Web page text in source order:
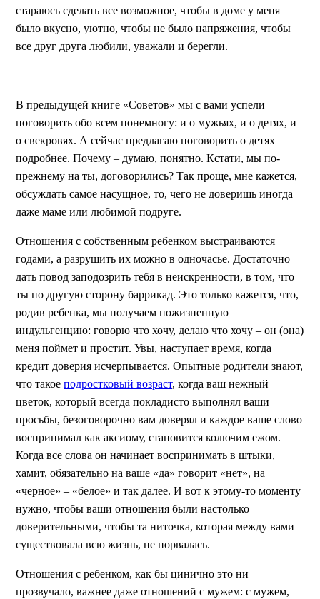
стараюсь сделать все возможное, чтобы в доме у меня
было вкусно, уютно, чтобы не было напряжения, чтобы
все друг друга любили, уважали и берегли.
В предыдущей книге «Советов» мы с вами успели
поговорить обо всем понемногу: и о мужьях, и о детях, и
о свекровях. А сейчас предлагаю поговорить о детях
подробнее. Почему – думаю, понятно. Кстати, мы по-
прежнему на ты, договорились? Так проще, мне кажется,
обсуждать самое насущное, то, чего не доверишь иногда
даже маме или любимой подруге.
Отношения с собственным ребенком выстраиваются
годами, а разрушить их можно в одночасье. Достаточно
дать повод заподозрить тебя в неискренности, в том, что
ты по другую сторону баррикад. Это только кажется, что,
родив ребенка, мы получаем пожизненную
индульгенцию: говорю что хочу, делаю что хочу – он (она)
меня поймет и простит. Увы, наступает время, когда
кредит доверия исчерпывается. Опытные родители знают,
что такое подростковый возраст, когда ваш нежный
цветок, который всегда покладисто выполнял ваши
просьбы, безоговорочно вам доверял и каждое ваше слово
воспринимал как аксиому, становится колючим ежом.
Когда все слова он начинает воспринимать в штыки,
хамит, обязательно на ваше «да» говорит «нет», на
«черное» – «белое» и так далее. И вот к этому-то моменту
нужно, чтобы ваши отношения были настолько
доверительными, чтобы та ниточка, которая между вами
существовала всю жизнь, не порвалась.
Отношения с ребенком, как бы цинично это ни
прозвучало, важнее даже отношений с мужем: с мужем,